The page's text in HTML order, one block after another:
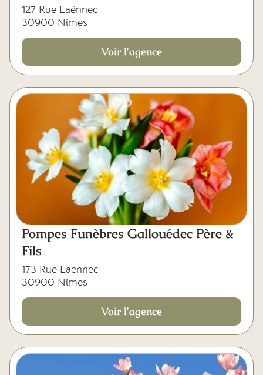
127 Rue Laënnec
30900 Nîmes
Voir l'agence
Pompes Funèbres Gallouédec Père &
Fils
173 Rue Laennec
30900 Nîmes
Voir l'agence